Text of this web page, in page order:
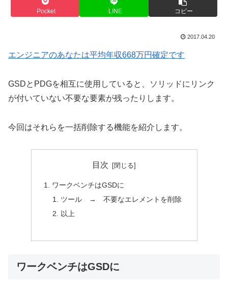
Pocket LINE コピー
2017.04.20
エンジニアのあなたは平均年収668万円確定です
GSDとPDGを相互に使用していると、ソリッドにリンク
が付いていない不要な要素が残ったりします。
今回はそれらを一括削除する機能を紹介します。
目次
ワークベンチはGSDに
ツール → 不要なエレメントを削除
以上
ワークベンチはGSDに